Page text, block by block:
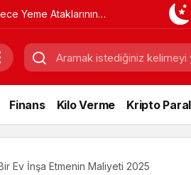
Yeme Ataklarının
Nedenleri Nelerdir?
Finans Kilo Verme Kripto
Ev İnşa Etmenin Maliyeti 2025